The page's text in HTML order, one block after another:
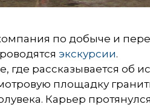
по добыче и
экскурсии.
где рассказывается об
площадку
Карьер